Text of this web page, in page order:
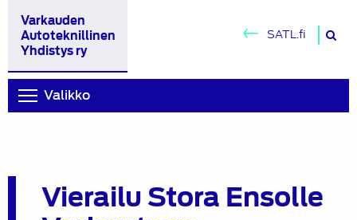
Varkauden
Autoteknillinen
Yhdistys ry
SATL.fi
Valikko
Vierailu Stora Ensolle